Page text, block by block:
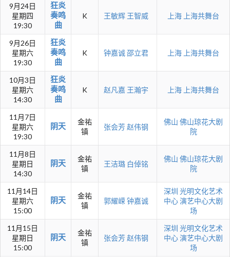
9月24日
星期四
19:30
狂炎
奏鸣
曲
K 王敏辉 王智威 上海 上海共舞台
9月26日
星期六
19:30
狂炎
奏鸣
曲
K 钟嘉诚邵立君 上海 上海共舞台
10月3日
星期六
14:30
狂炎
奏鸣
曲
K 赵凡嘉 王瀚宇 上海 上海共舞台
11月7日
星期六
19:30
阴天
金祐
镇
张会芳赵伟钢
佛山 佛山琼花大剧
院
11月8日
星期日
14:30
阴天
金祐
镇
王洁璐 白倬铭
佛山 佛山琼花大剧
院
11月14日
星期六
15:00
阴天
金祐
镇
郭耀嵘钟嘉诚
深圳 光明文化艺术
中心 演艺中心大剧
场
11月15日
星期日
15:00
阴天
金祐
镇
张会芳赵伟钢
深圳 光明文化艺术
中心 演艺中心大剧
场